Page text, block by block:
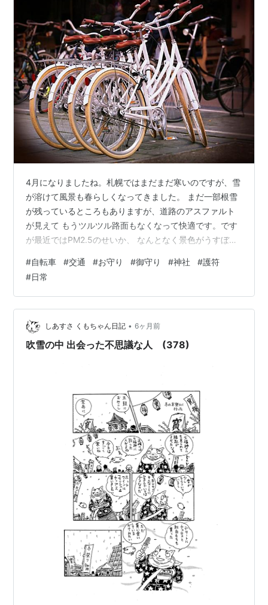
4月になりましたね。札幌ではまだまだ寒いのですが、雪
が溶けて風景も春らしくなってきました。 まだ一部根雪
が残っているところもありますが、道路のアスファルト
が見えて もうツルツル路面もなくなって快適です。です
が最近ではPM2.5のせいか、 なんとなく景色がうすぼん
自転車のルールが変わるということで、青切符の対象と
なる違反行為は100種類以上あるそうです。 車やバスに
乗っているときでも最近ではこの車道は自転車で通れそ
うか？と道路の雰囲気を見ることが増えました。 先日家
族と車で移動しているときに、前を走っている車が不思
議なお守り？のようなものをつけ…
#自転車 #交通 #お守り #御守り #神社 #護符
#日常
しあすさ くもちゃん日記 • 6ヶ月前
吹雪の中 出会った不思議な人 (378)